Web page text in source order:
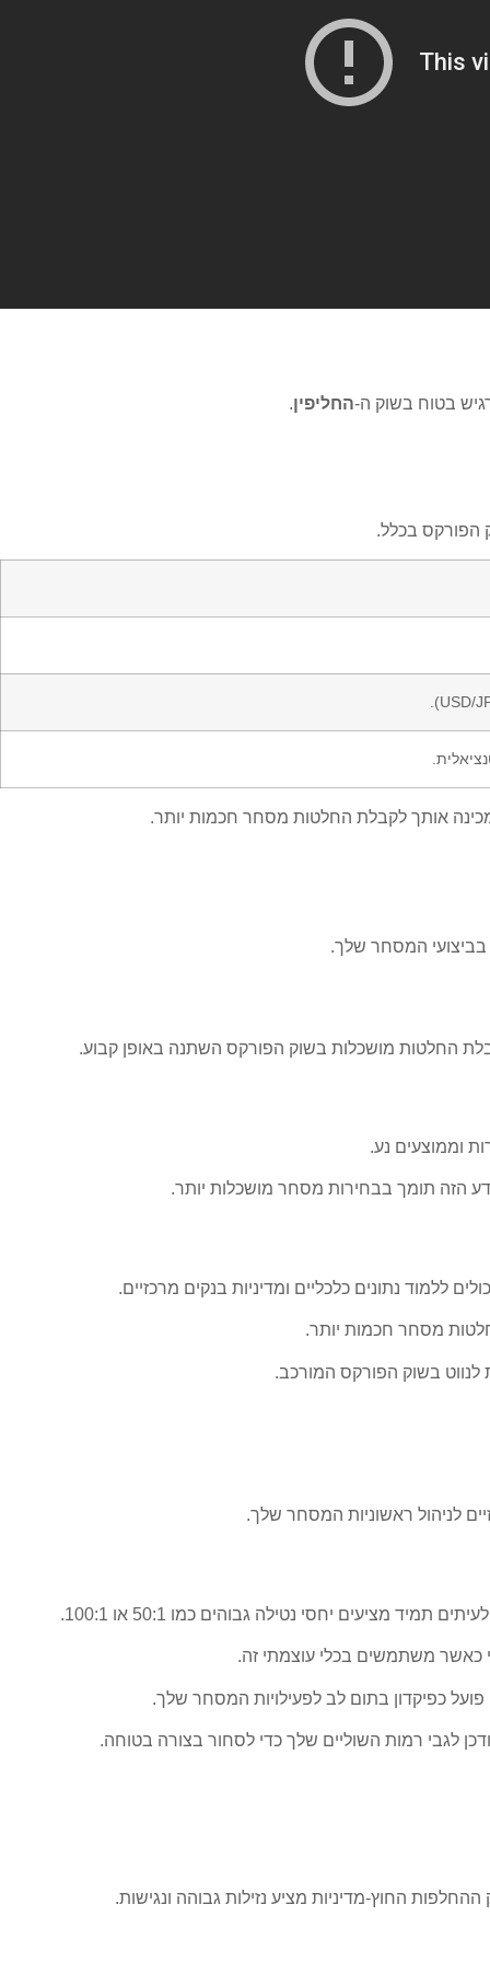
בטוח בשוק ה-החליפין.
הפורקס בכלל.
אותך לקבלת החלטות מסחר חכמות יותר.
המסחר שלך.
החלטות מושכלות בשוק הפורקס השתנה באופן קבוע.
וממוצעים נע.
הזה תומך בבחירות מסחר מושכלות יותר.
ללמוד נתונים כלכליים ומדיניות בנקים מרכזיים.
מסחר חכמות יותר.
לנווט בשוק הפורקס המורכב.
לניהול ראשוניות המסחר שלך.
יחסי נטילה גבוהים כמו 50:1 או 100:1.
כאשר משתמשים בכלי עוצמתי זה.
כפיקדון בתום לב לפעילויות המסחר שלך.
לגבי רמות השוליים שלך כדי לסחור בצורה בטוחה.
החוץ-מדיניות מציע נזילות גבוהה ונגישות.